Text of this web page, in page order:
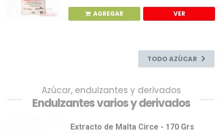
AGREGAR VER
TODO AZÚCAR
Azúcar, endulzantes y derivados
Endulzantes varios y derivados
Extracto de Malta Circe - 170 Grs